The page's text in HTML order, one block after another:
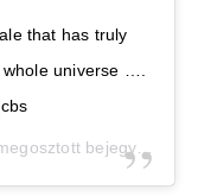
that has truly
universe ….
bejegyzés,